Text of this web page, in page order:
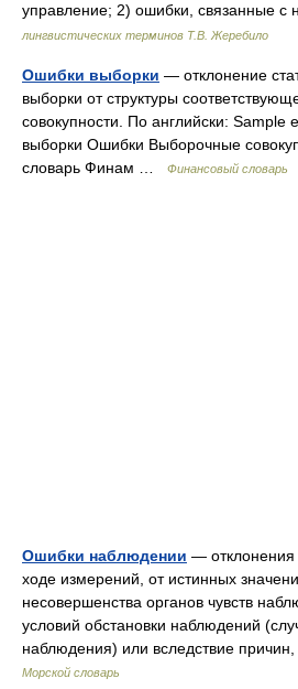
управление; 2) ошибки, связанные
лингвистических терминов Т.В. Жеребило
Ошибки выборки — отклонение
выборки от структуры
совокупности. По английски:
выборки Ошибки Выборочные
словарь Финам …
Финансовый словарь
Ошибки наблюдении — отклонения
ходе измерений, от истинных
несовершенства органов чувств
условий обстановки наблюдений
наблюдения) или вследствие
Морской словарь